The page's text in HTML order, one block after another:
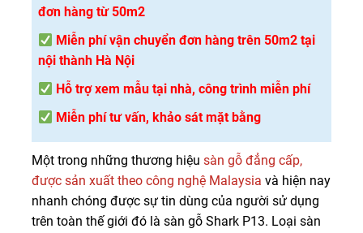
đơn hàng từ 50m2
Miễn phí vận chuyển đơn hàng trên 50m2 tại
nội thành Hà Nội
Hỗ trợ xem mẫu tại nhà, công trình miễn phí
Miễn phí tư vấn, khảo sát mặt bằng
Một trong những thương hiệu sàn gỗ đẳng cấp,
được sản xuất theo công nghệ Malaysia và hiện nay
nhanh chóng được sự tin dùng của người sử dụng
trên toàn thế giới đó là sàn gỗ Shark P13. Loại sàn